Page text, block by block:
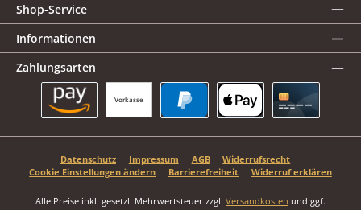
Shop-Service
Informationen
Zahlungsarten
Vorkasse
Datenschutz Impressum AGB
Widerrufsrecht
Cookie Einstellungen ändern
Barrierefreiheit Widerruf erklären
Alle Preise inkl. gesetzl. Mehrwertsteuer zzgl. Versandkosten und ggf.